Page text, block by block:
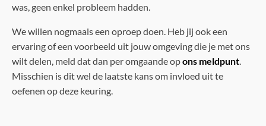
was, geen enkel probleem hadden.
We willen nogmaals een oproep doen. Heb jij ook een
ervaring of een voorbeeld uit jouw omgeving die je met ons
wilt delen, meld dat dan per omgaande opons meldpunt.
Misschien is dit wel de laatste kans om invloed uit te
oefenen op deze keuring.